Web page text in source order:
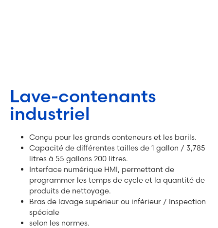
Lave-contenants
industriel
Conçu pour les grands conteneurs et les barils.
Capacité de différentes tailles de 1 gallon / 3,785
litres à 55 gallons 200 litres.
Interface numérique HMI, permettant de
programmer les temps de cycle et la quantité de
produits de nettoyage.
Bras de lavage supérieur ou inférieur / Inspection
spéciale
selon les normes.